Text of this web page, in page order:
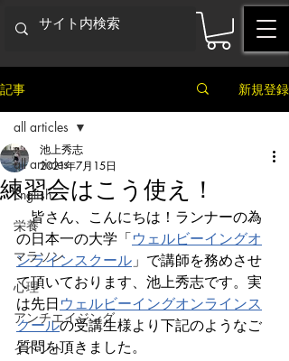
記事 新規登録
all articles
English
栄養
マラソン
心理
アンチエイジング
イベント
all articles
練習会はこう使え！
池上秀志
2021年7月15日
皆さん、こんにちは！ランナーの為
の日本一の大学「ウェルビーイングオ
ンラインスクール 」で講師を務めさせ
て頂いております、池上秀志です。実
は先日ウェルビーイングオンラインス
クールの受講生様より下記のようなご
質問を頂きました。